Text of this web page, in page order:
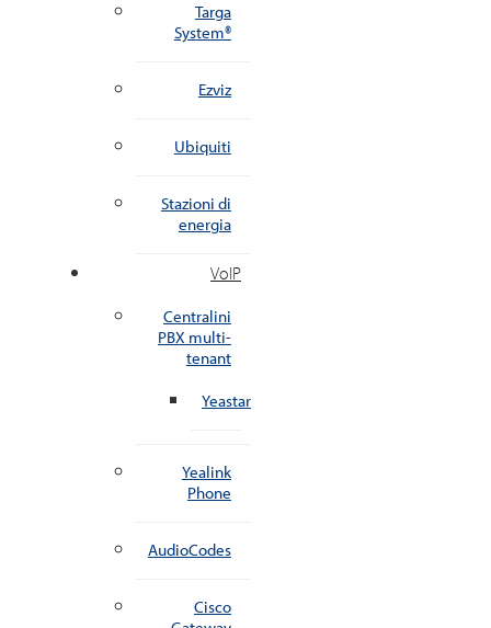
Targa
System®
Ezviz
Ubiquiti
Stazioni di
energia
VoIP
Centralini
PBX multi-
tenant
Yeastar
Yealink
Phone
AudioCodes
Cisco